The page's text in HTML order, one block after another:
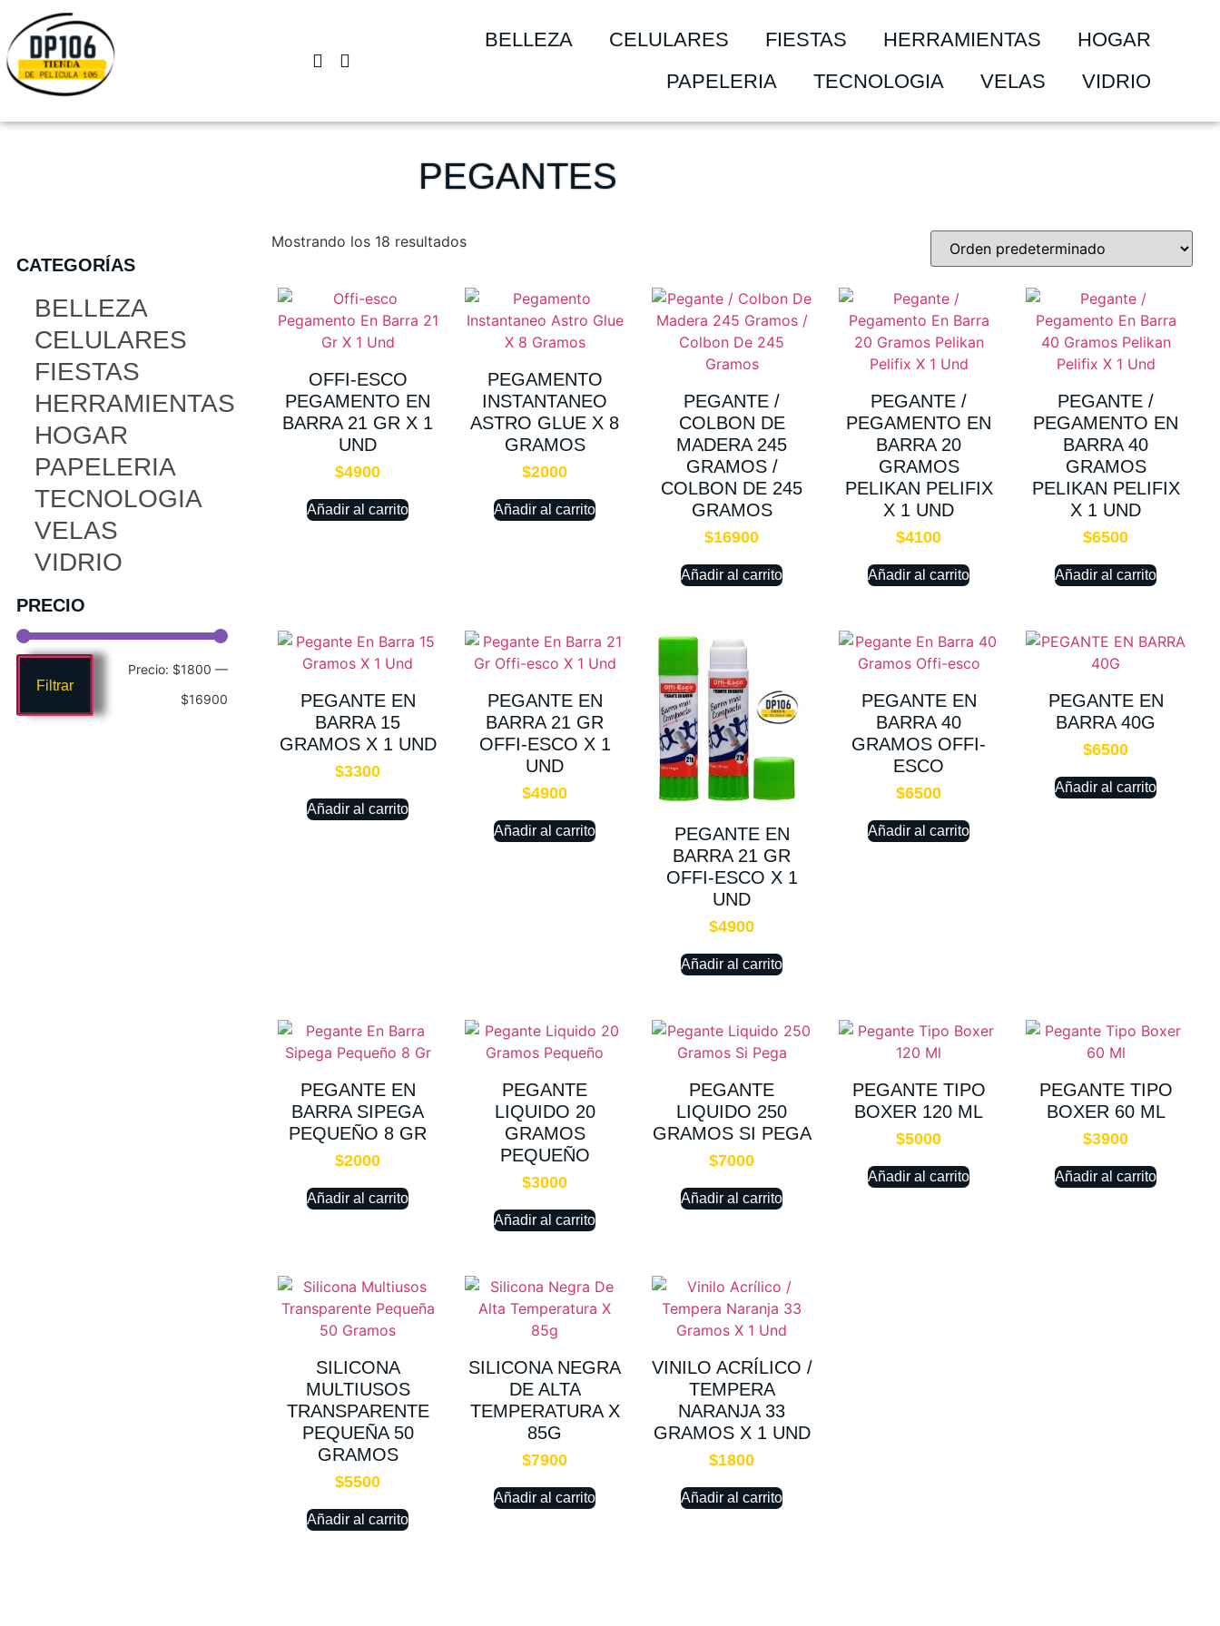
BELLEZA CELULARES FIESTAS HERRAMIENTAS
HOGAR
PAPELERIA
TECNOLOGIA VELAS VIDRIO
PEGANTES
CATEGORÍAS
BELLEZA
CELULARES
FIESTAS
HERRAMIENTAS
HOGAR
PAPELERIA
TECNOLOGIA
VELAS
VIDRIO
PRECIO
Filtrar
Precio: $1800 —
$16900
Mostrando los 18 resultados
OFFI-ESCO
PEGAMENTO EN
BARRA 21 GR X 1
UND
$4900
Añadir al carrito
PEGAMENTO
INSTANTANEO
ASTRO GLUE X 8
GRAMOS
$2000
Añadir al carrito
PEGANTE /
COLBON DE
MADERA 245
GRAMOS /
COLBON DE 245
GRAMOS
$16900
Añadir al carrito
PEGANTE /
PEGAMENTO EN
BARRA 20
GRAMOS
PELIKAN PELIFIX
X 1 UND
$4100
Añadir al carrito
PEGANTE /
PEGAMENTO EN
BARRA 40
GRAMOS
PELIKAN PELIFIX
X 1 UND
$6500
Añadir al carrito
PEGANTE EN
BARRA 15
GRAMOS X 1 UND
$3300
Añadir al carrito
PEGANTE EN
BARRA 21 GR
OFFI-ESCO X 1
UND
$4900
Añadir al carrito
PEGANTE EN
BARRA 21 GR
OFFI-ESCO X 1
UND
$4900
Añadir al carrito
PEGANTE EN
BARRA 40
GRAMOS OFFI-
ESCO
$6500
Añadir al carrito
PEGANTE EN
BARRA 40G
$6500
Añadir al carrito
PEGANTE EN
BARRA SIPEGA
PEQUEÑO 8 GR
$2000
Añadir al carrito
PEGANTE
LIQUIDO 20
GRAMOS
PEQUEÑO
$3000
Añadir al carrito
PEGANTE
LIQUIDO 250
GRAMOS SI PEGA
$7000
Añadir al carrito
PEGANTE TIPO
BOXER 120 ML
$5000
Añadir al carrito
PEGANTE TIPO
BOXER 60 ML
$3900
Añadir al carrito
SILICONA
MULTIUSOS
TRANSPARENTE
PEQUEÑA 50
GRAMOS
$5500
Añadir al carrito
SILICONA NEGRA
DE ALTA
TEMPERATURA X
85G
$7900
Añadir al carrito
VINILO ACRÍLICO /
TEMPERA
NARANJA 33
GRAMOS X 1 UND
$1800
Añadir al carrito